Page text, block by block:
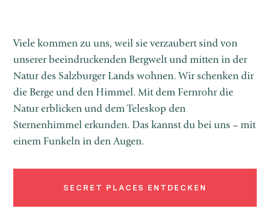
Viele kommen zu uns, weil sie verzaubert sind von
unserer beeindruckenden Bergwelt und mitten in der
Natur des Salzburger Lands wohnen. Wir schenken dir
die Berge und den Himmel. Mit dem Fernrohr die
Natur erblicken und dem Teleskop den
Sternenhimmel erkunden. Das kannst du bei uns – mit
einem Funkeln in den Augen.
SECRET PLACES ENTDECKEN